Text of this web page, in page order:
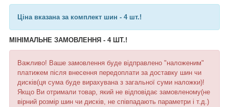
Ціна вказана за комплект шин - 4 шт.!
МІНІМАЛЬНЕ ЗАМОВЛЕННЯ - 4 ШТ.!
Важливо! Ваше замовлення буде відправлено "наложеним"
платижем після внесення передоплати за доставку шин чи
дисків(ця сума буде вирахувана з загальної суми наложки)!
Якщо Ви отримали товар, який не відповідає замовленому(не
вірний розмір шин чи дисків, не співпадають параметри і т.д.)